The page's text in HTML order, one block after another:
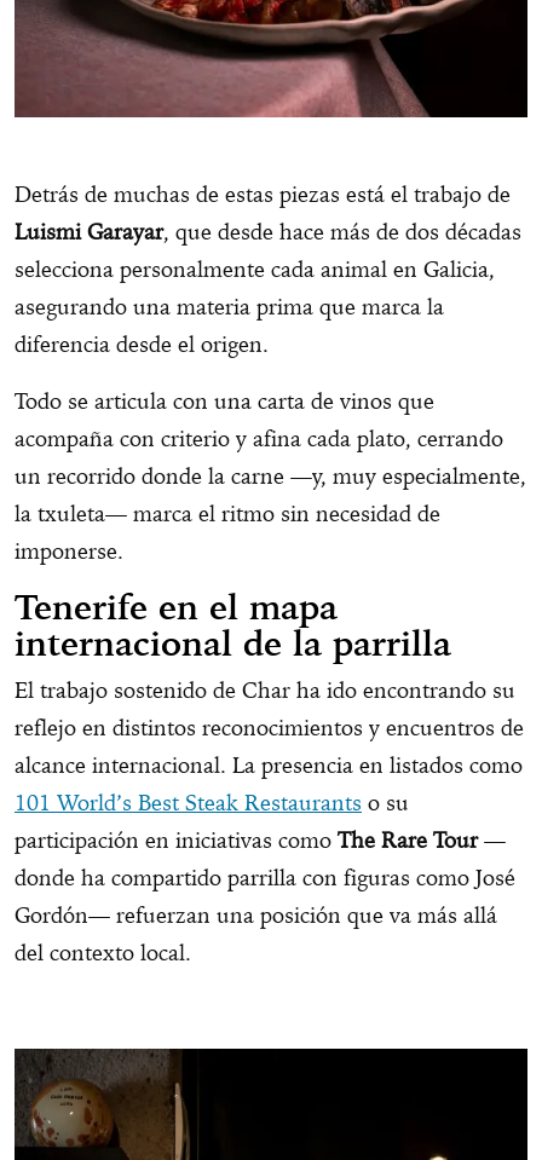
Detrás de muchas de estas piezas está el trabajo de
Luismi Garayar, que desde hace más de dos décadas
selecciona personalmente cada animal en Galicia,
asegurando una materia prima que marca la
diferencia desde el origen.
Todo se articula con una carta de vinos que
acompaña con criterio y afina cada plato, cerrando
un recorrido donde la carne —y, muy especialmente,
la txuleta— marca el ritmo sin necesidad de
imponerse.
Tenerife en el mapa
internacional de la parrilla
El trabajo sostenido de Char ha ido encontrando su
reflejo en distintos reconocimientos y encuentros de
alcance internacional. La presencia en listados como
101 World’s Best Steak Restaurants o su
participación en iniciativas comoThe Rare Tour—
donde ha compartido parrilla con figuras como José
Gordón— refuerzan una posición que va más allá
del contexto local.